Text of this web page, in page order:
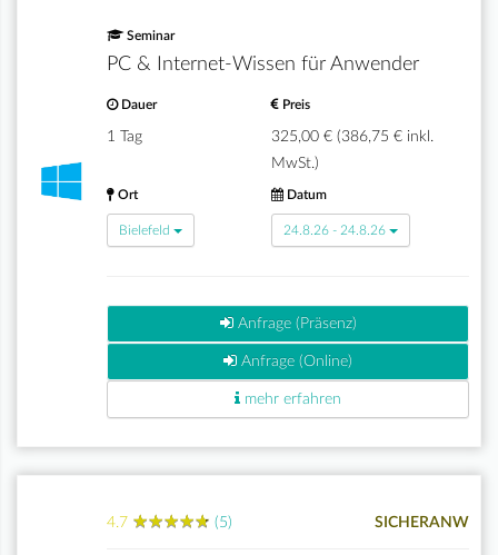
Seminar
PC & Internet-Wissen für Anwender
Dauer
1 Tag
Preis
325,00 € (386,75 € inkl.
MwSt.)
Ort
Bielefeld
Datum
24.8.26 - 24.8.26
Anfrage (Präsenz)
Anfrage (Online)
mehr erfahren
4.7 ★★★★★
★★★★★ (5) SICHERANW